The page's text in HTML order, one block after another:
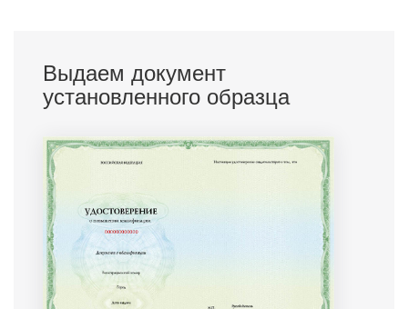
Выдаем документ
установленного образца